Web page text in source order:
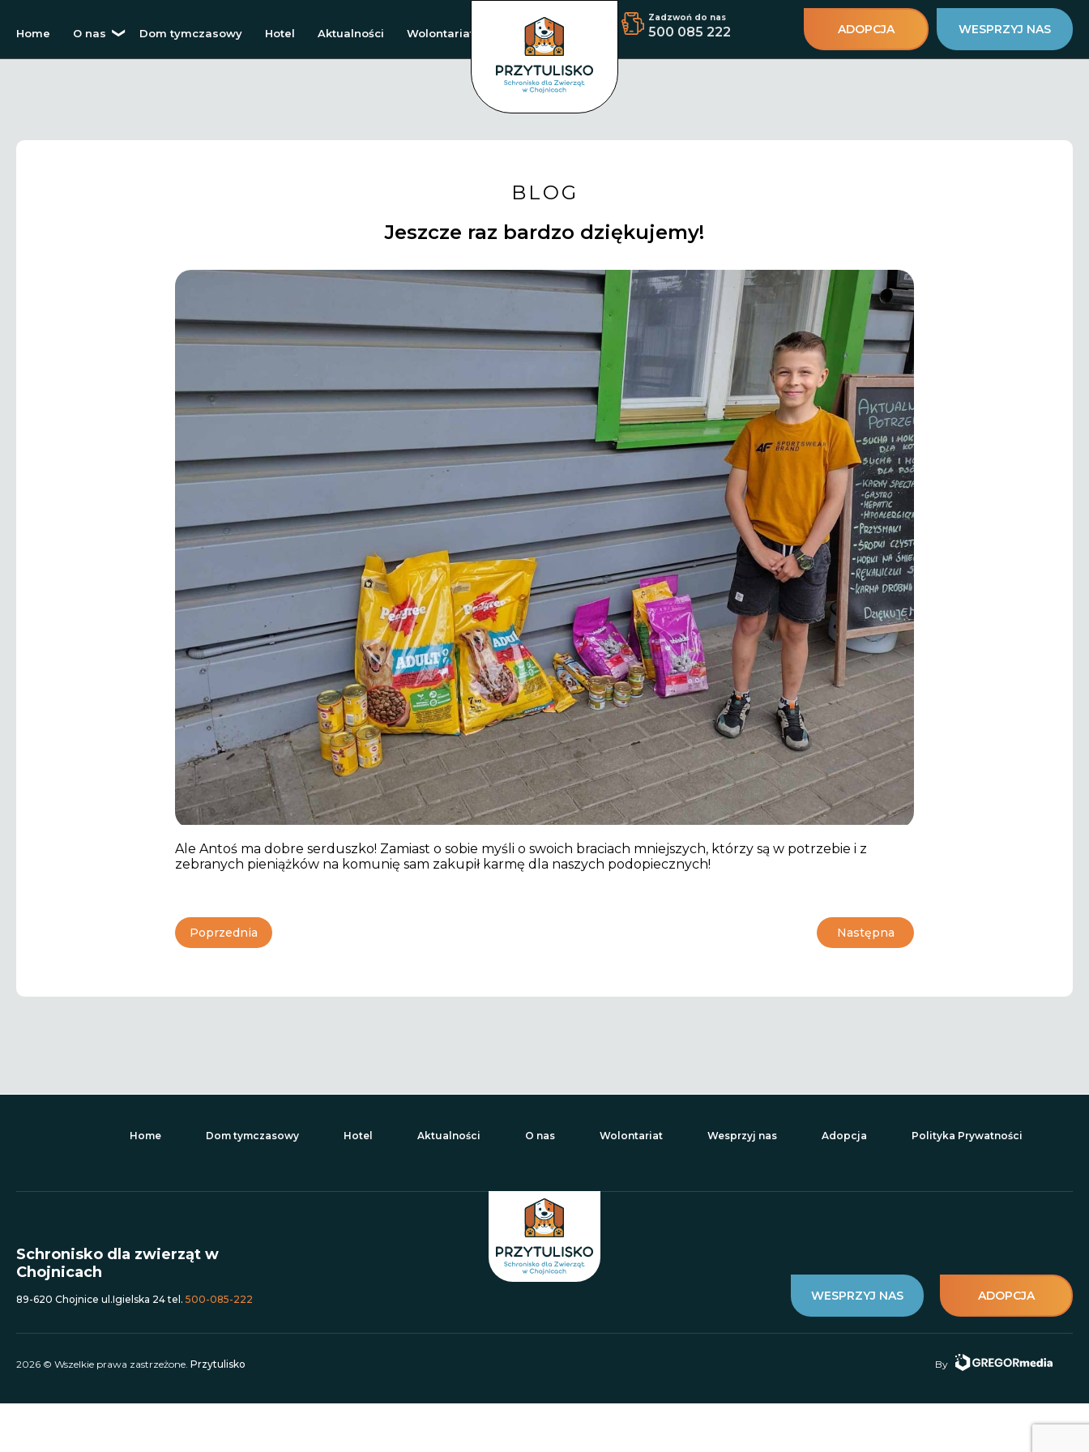
Home O nas Dom tymczasowy Hotel Aktualności Wolontariat
Zadzwoń do nas
500 085 222 ADOPCJA WESPRZYJ NAS
BLOG
Jeszcze raz bardzo dziękujemy!
Ale Antoś ma dobre serduszko! Zamiast o sobie myśli o swoich braciach mniejszych, którzy są w potrzebie i z
zebranych pieniążków na komunię sam zakupił karmę dla naszych podopiecznych!
Poprzednia Następna
Home Dom tymczasowy Hotel Aktualności O nas Wolontariat Wesprzyj nas Adopcja Polityka Prywatności
Schronisko dla zwierząt w
Chojnicach
89-620 Chojnice ul.Igielska 24 tel. 500-085-222 ADOPCJA
WESPRZYJ NAS
2026 © Wszelkie prawa zastrzeżone. Przytulisko By